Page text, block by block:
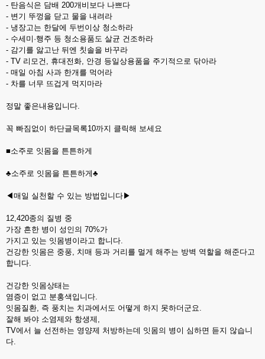
- 탄음식은 담배 200개비보다 나쁘다
- 변기 뚜껑을 닫고 물을 내려라
- 냉장고는 한달에 두번이상 청소하라
- 수세미·행주 등 청소용품도 살균 건조하라
- 감기를 앓고난 뒤엔 칫솔을 바꾸라
- TV 리모건, 휴대전화, 안경 등일상용품을 주기적으로 닦아라
- 매일 아침 사과 한개를 먹어라
- 차를 너무 뜨겁게 먹지마라
정말 좋은내용입니다.
꼭 빠짐없이 하단글목록10까지 클릭해 보세요
■소주로 잇몸을 튼튼하게
♣소주로 잇몸을 튼튼하게♣
◀매일 실천할 수 있는 방법입니다▶
12,420종의 질병 중
가장 흔한 병이 성인의 70%가
가지고 있는 잇몸병이라고 합니다.
건강한 잇몸은 중풍, 치매 등과 거리를 멀게 해주는 방벽 역할을 해준다고
합니다.
건강한 잇몸상태는
염증이 없고 분홍색입니다.
잇몸질환, 즉 풍치는 치과에서도 어떻게 하지 못하더군요.
잘해 봐야 소염제와 항생제,
TV에서 늘 선전하는 영양제 처방하는데 잇몸의 병이 심하면 듣지 않습니
다.